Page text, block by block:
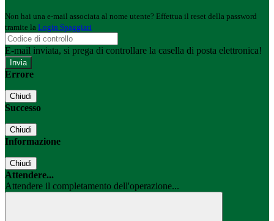
Non hai una e-mail associata al nome utente? Effettua il reset della password
tramite la Login Spaggiari
E-mail inviata, si prega di controllare la casella di posta elettronica!
Errore
Chiudi
Successo
Chiudi
Informazione
Chiudi
Attendere...
Attendere il completamento dell'operazione...